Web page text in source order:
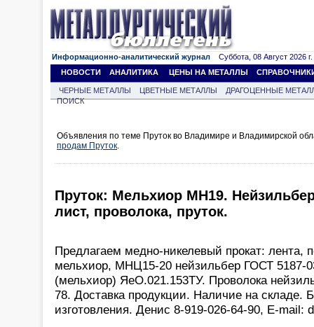
Информационно-аналитический журнал Суббота, 08 Август 2026 г.
НОВОСТИ
АНАЛИТИКА ЦЕНЫ НА МЕТАЛЛЫ
ЧЕРНЫЕ МЕТАЛЛЫ ЦВЕТНЫЕ МЕТАЛЛЫ
ДРАГОЦЕННЫЕ
ПОИСК
Объявления по теме Пруток во Владимире и Владимирской
продам Пруток.
Пруток: Мельхиор МН19.
лист, проволока, пруток.
Предлагаем медно-никелевый прокат: лента,
мельхиор, МНЦ15-20 нейзильбер ГОСТ 5187-
(мельхиор) ЯеО.021.153ТУ. Проволока
78. Доставка продукции. Наличие на складе.
изготовления. Денис 8-919-026-64-90, Е-mail: